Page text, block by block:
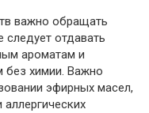
важно обращать
следует отдавать
ароматам и
без химии. Важно
эфирных масел,